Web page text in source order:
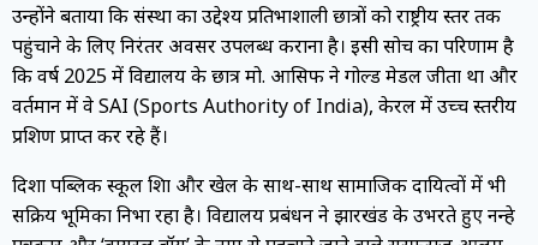
उन्होंने बताया कि संस्था का उद्देश्य प्रतिभाशाली छात्रों को राष्ट्रीय स्तर तक
पहुंचाने के लिए निरंतर अवसर उपलब्ध कराना है। इसी सोच का परिणाम है
कि वर्ष 2025 में विद्यालय के छात्र मो. आसिफ ने गोल्ड मेडल जीता था और
वर्तमान में वे SAI (Sports Authority of India), केरल में उच्च स्तरीय
प्रशिक्षण प्राप्त कर रहे हैं।
दिशा पब्लिक स्कूल शिक्षा और खेल के साथ-साथ सामाजिक दायित्वों में भी
सक्रिय भूमिका निभा रहा है। विद्यालय प्रबंधन ने झारखंड के उभरते हुए नन्हे